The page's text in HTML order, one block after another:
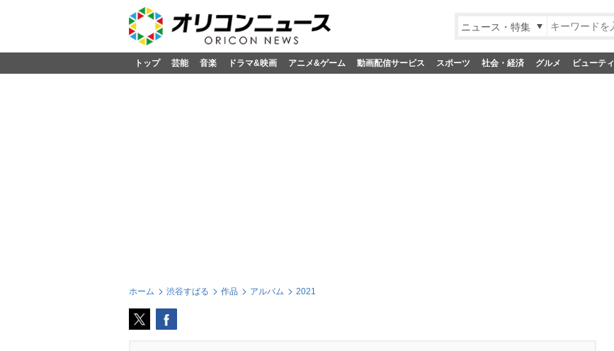
ニュース・特集
トップ 芸能 音楽 ドラマ&映画 アニメ&ゲーム 動画配信サービス スポーツ 社会・経済 グルメ ビューティ
ホーム 渋谷すばる 作品 アルバム 2021